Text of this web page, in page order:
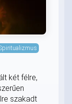
két félre,
szakadt